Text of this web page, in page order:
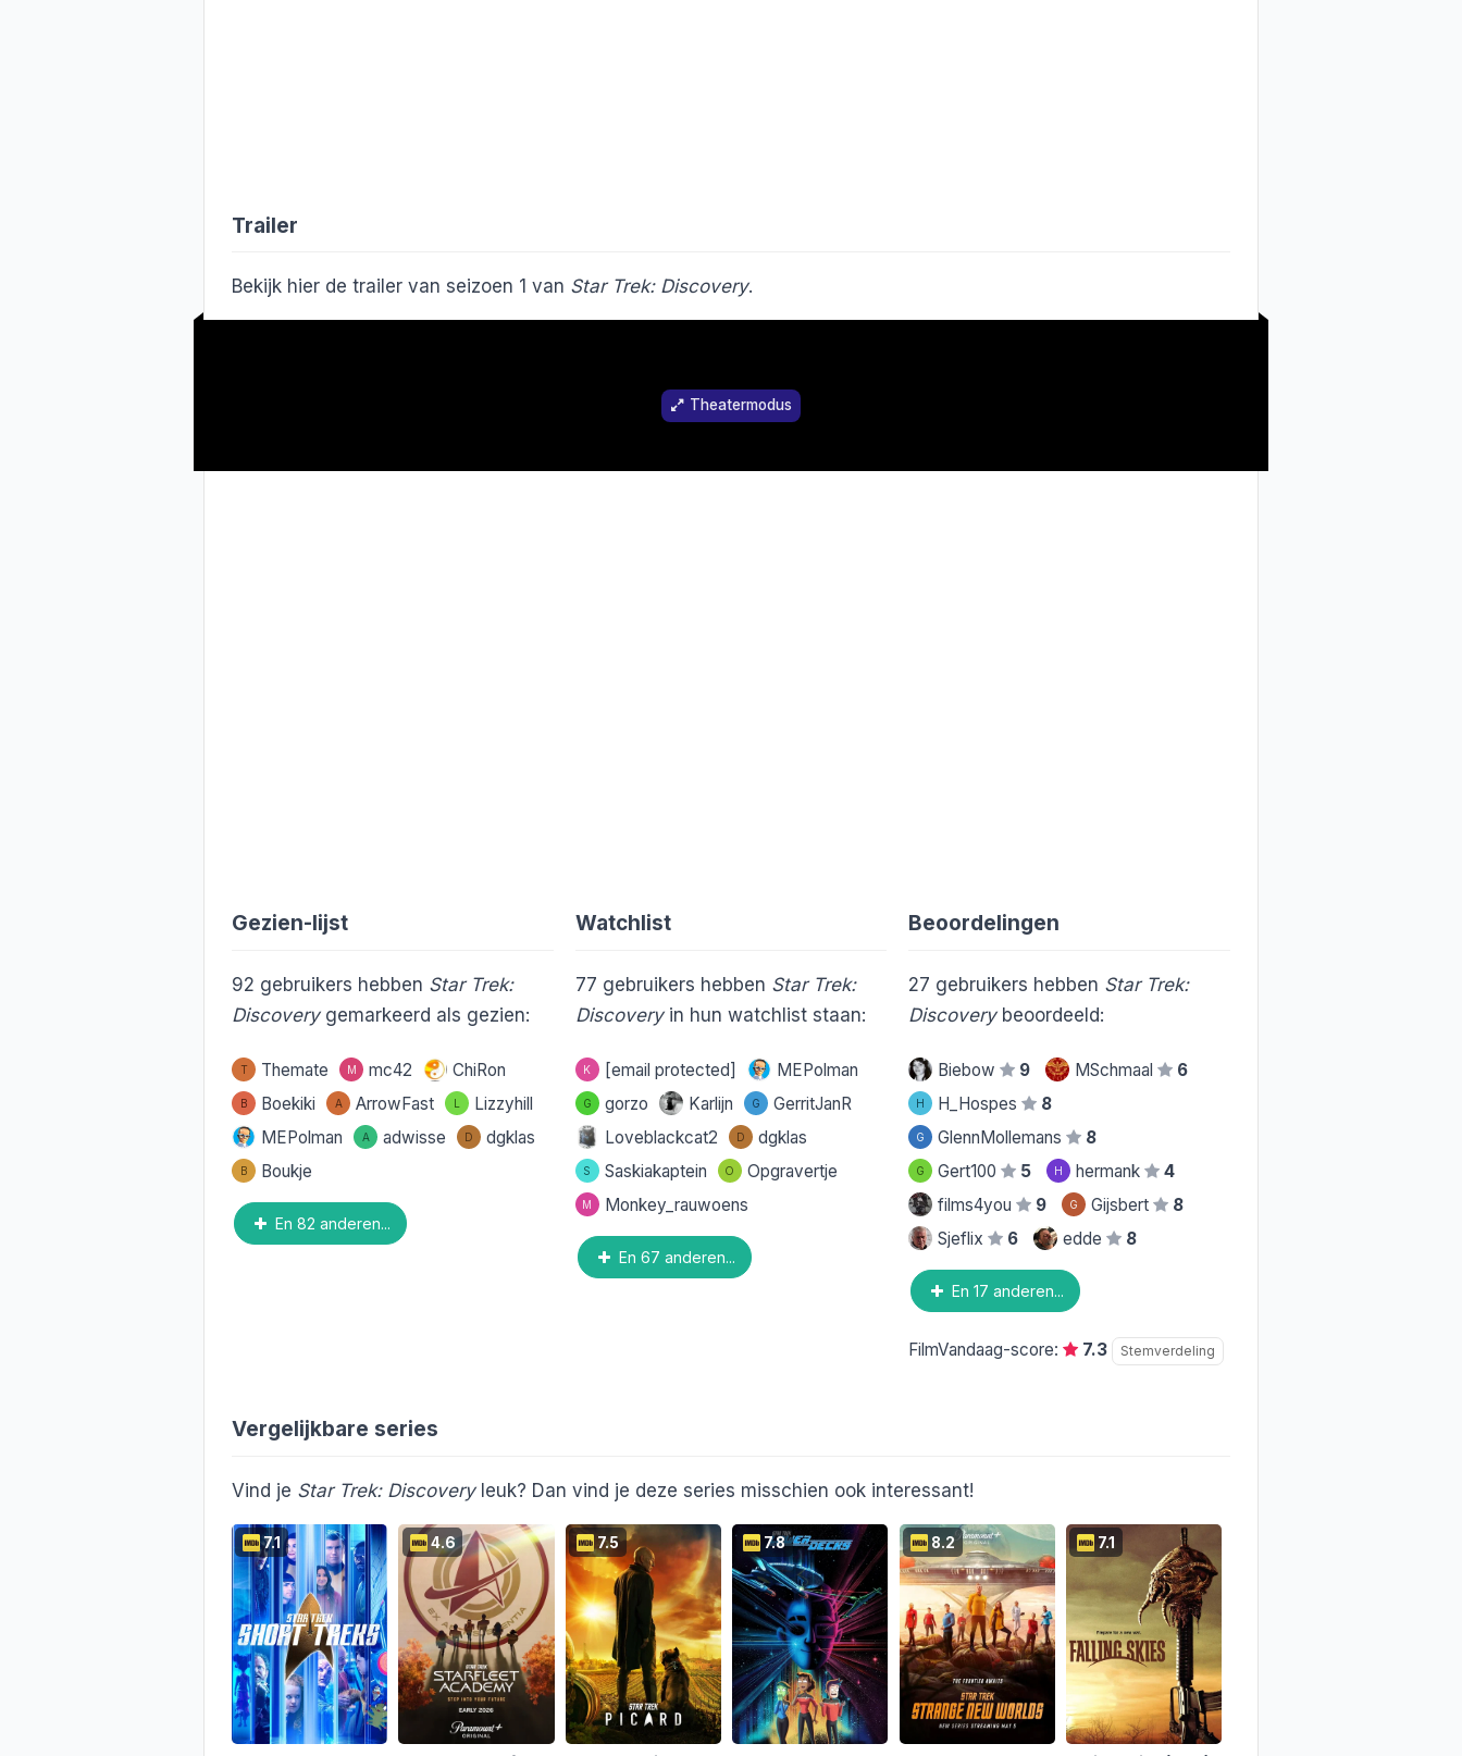
Trailer
Bekijk hier de trailer van seizoen 1 van Star Trek: Discovery.
Theatermodus
Gezien-lijst
92 gebruikers hebben Star Trek:
Discoverygemarkeerd als gezien:
T Themate M mc42 ChiRon
B Boekiki A ArrowFast
Lizzyhill
MEPolman
A adwisse D dgklas
B Boukje
En 82 anderen...
Watchlist
77 gebruikers hebben Star Trek:
Discoveryin hun watchlist staan:
K [email protected] MEPolman
G gorzo Karlijn G
GerritJanR
Loveblackcat2
D dgklas
S Saskiakaptein O Opgravertje
M Monkey_rauwoens
En 67 anderen...
Beoordelingen
27 gebruikers hebben Star Trek:
Discoverybeoordeeld:
Biebow 9 MSchmaal 6
H H_Hospes 8
G GlennMollemans 8
G Gert100 5 H hermank
4
films4you
9 G Gijsbert
8
Sjeflix
6 edde 8
En 17 anderen...
FilmVandaag-score: 7.3 Stemverdeling
Vergelijkbare series
Vind je Star Trek: Discoveryleuk? Dan vind je deze series misschien ook interessant!
7.1 4.6 7.5 7.8 8.2 7.1